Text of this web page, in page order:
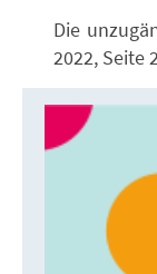
Die
2022, Seite